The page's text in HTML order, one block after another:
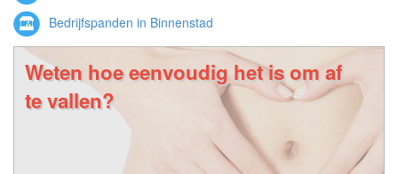
Bedrijfspanden in Binnenstad
Weten hoe eenvoudig het is om af
te vallen?